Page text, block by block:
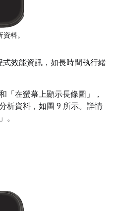
料。
效能資訊，如長時間執行緒
「在螢幕上顯示長條圖」
，
析資料，如圖 9 所示。詳情
」。